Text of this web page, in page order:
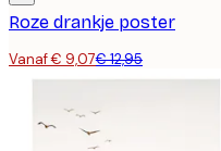
Roze drankje poster
Vanaf € 9,07€ 12,95